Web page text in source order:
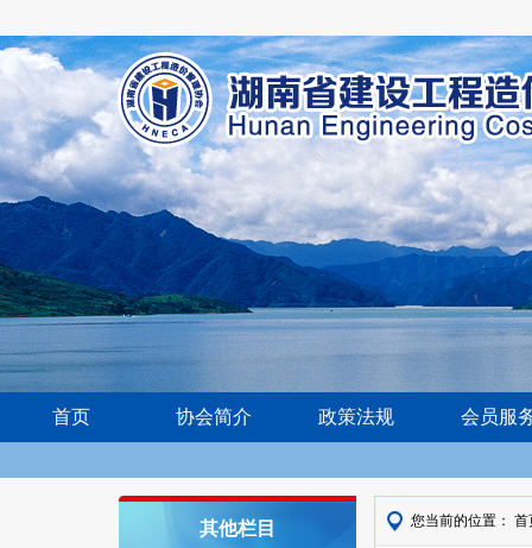
首页 协会简介 政策法规 会员服
其他栏目 您当前的位置： 首